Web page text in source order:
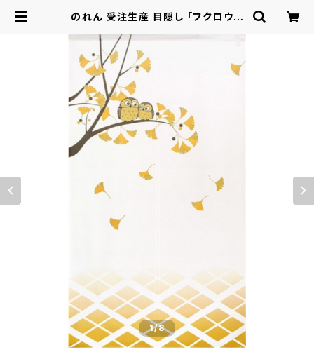
のれん 受注生産 目隠し 「フクロウと
ウ / 家具・インテリア ファブリック・敷
物 | ロシナンテ！オンライン - 総合シ
ョッピングサイト -
1/8